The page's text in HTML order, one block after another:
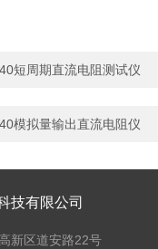
短周期直流电阻测试仪
模拟量输出直流电阻仪
技有限公司
新区道安路22号